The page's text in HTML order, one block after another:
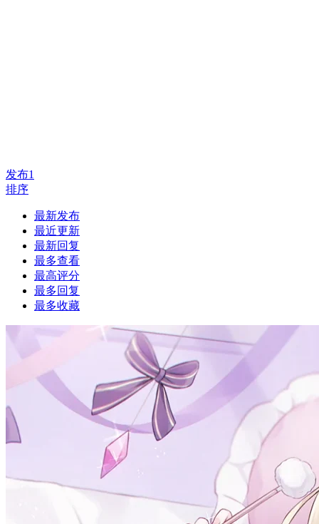
发布1
排序
最新发布
最近更新
最新回复
最多查看
最高评分
最多回复
最多收藏